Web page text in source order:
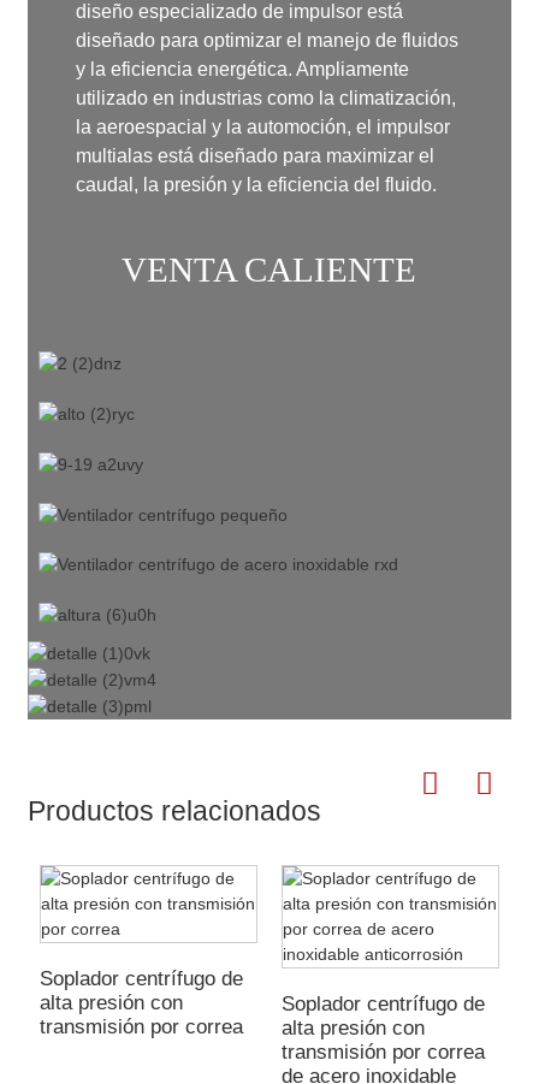
diseño especializado de impulsor está
diseñado para optimizar el manejo de fluidos
y la eficiencia energética. Ampliamente
utilizado en industrias como la climatización,
la aeroespacial y la automoción, el impulsor
multialas está diseñado para maximizar el
caudal, la presión y la eficiencia del fluido.
VENTA CALIENTE
Productos relacionados
Soplador centrífugo de
alta presión con
transmisión por correa
Soplador centrífugo de
alta presión con
transmisión por correa
de acero inoxidable